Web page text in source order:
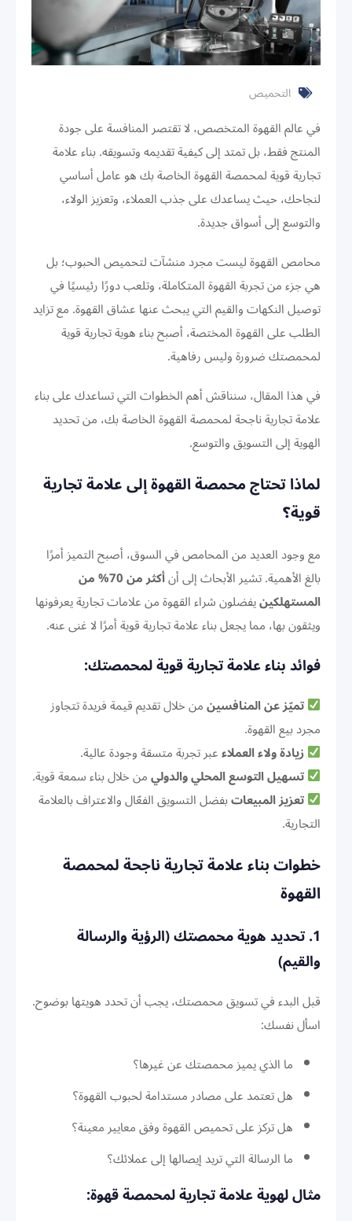
التحميص
في عالم القهوة المتخصص، لا تقتصر المنافسة على جودة
المنتج فقط، بل تمتد إلى كيفية تقديمه وتسويقه. بناء علامة
تجارية قوية لمحمصة القهوة الخاصة بك هو عامل أساسي
لنجاحك، حيث يساعدك على جذب العملاء، وتعزيز الولاء،
والتوسع إلى أسواق جديدة.
محامص القهوة ليست مجرد منشآت لتحميص الحبوب؛ بل
هي جزء من تجربة القهوة المتكاملة، وتلعب دورًا رئيسيًا في
توصيل النكهات والقيم التي يبحث عنها عشاق القهوة. مع تزايد
الطلب على القهوة المختصة، أصبح بناء هوية تجارية قوية
لمحمصتك ضرورة وليس رفاهية.
في هذا المقال، سنناقش أهم الخطوات التي تساعدك على بناء
علامة تجارية ناجحة لمحمصة القهوة الخاصة بك، من تحديد
الهوية إلى التسويق والتوسع.
لماذا تحتاج محمصة القهوة إلى علامة تجارية
قوية؟
مع وجود العديد من المحامص في السوق، أصبح التميز أمرًا
بالغ الأهمية. تشير الأبحاث إلى أن
أكثر من 70% من
المستهلكينيفضلون شراء القهوة من علامات تجارية يعرفونها
ويثقون بها، مما يجعل بناء علامة تجارية قوية أمرًا لا غنى عنه.
فوائد بناء علامة تجارية قوية لمحمصتك:
تميّز عن المنافسينمن خلال تقديم قيمة فريدة تتجاوز
مجرد بيع القهوة.
زيادة ولاء العملاءعبر تجربة متسقة وجودة عالية.
تسهيل التوسع المحلي والدوليمن خلال بناء سمعة قوية.
تعزيز المبيعاتبفضل التسويق الفعّال والاعتراف بالعلامة
التجارية.
خطوات بناء علامة تجارية ناجحة لمحمصة
القهوة
1. تحديد هوية محمصتك (الرؤية والرسالة
والقيم)
قبل البدء في تسويق محمصتك، يجب أن تحدد هويتها بوضوح.
اسأل نفسك:
ما الذي يميز محمصتك عن غيرها؟
هل تعتمد على مصادر مستدامة لحبوب القهوة؟
هل تركز على تحميص القهوة وفق معايير معينة؟
ما الرسالة التي تريد إيصالها إلى عملائك؟
مثال لهوية علامة تجارية لمحمصة قهوة: